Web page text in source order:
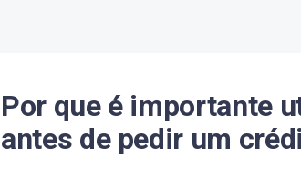
Por que é importante
antes de pedir um